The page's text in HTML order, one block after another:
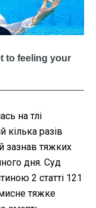
на тлі
разів
зазнав тяжких
дня. Суд
2 статті 121
тяжке